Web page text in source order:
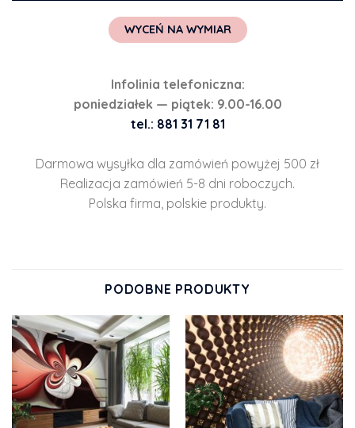
WYCEŃ NA WYMIAR
Infolinia telefoniczna:
poniedziałek — piątek: 9.00-16.00
tel.: 881 31 71 81
Darmowa wysyłka dla zamówień powyżej 500 zł
Realizacja zamówień 5-8 dni roboczych.
Polska firma, polskie produkty.
PODOBNE PRODUKTY